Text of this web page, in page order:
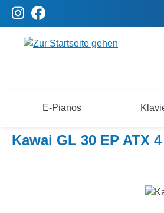
Hauptinhalt springen
Zur Suche springen
Zur Hauptnavigation springen
E-Pianos
Kawai Flügel Kawai
Kawai GL 30 EP ATX